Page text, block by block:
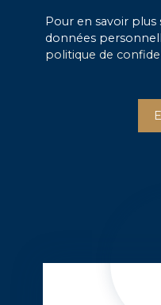
Pour en savoir
données
politique de